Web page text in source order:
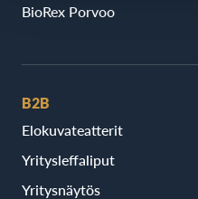
BioRex Porvoo
B2B
Elokuvateatterit
Yritysleffaliput
Yritysnäytös